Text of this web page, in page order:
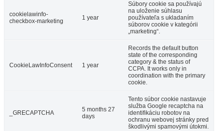
cookielawinfo-
checkbox-marketing
1 year
Súbory cookie sa používajú
na uloženie súhlasu
používateľa s ukladaním
súborov cookie v kategórii
„marketing“.
CookieLawInfoConsent 1 year
Records the default button
state of the corresponding
category & the status of
CCPA. It works only in
coordination with the primary
cookie.
_GRECAPTCHA
5 months 27
days
Tento súbor cookie nastavuje
služba Google recaptcha na
identifikáciu robotov na
ochranu webovej stránky pred
škodlivými spamovými útokmi.